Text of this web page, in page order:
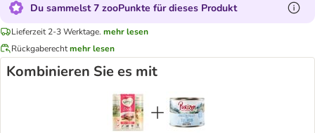
Du sammelst 7 zooPunkte für dieses Produkt
Lieferzeit 2-3 Werktage. mehr lesen
Rückgaberechtmehr lesen
Kombinieren Sie es mit